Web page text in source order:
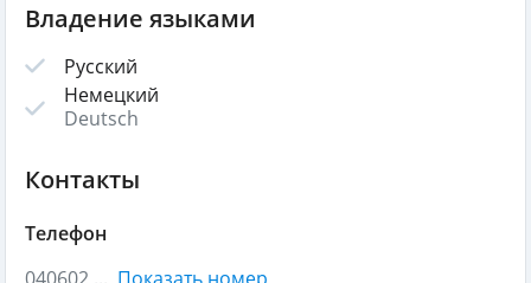
Владение языками
Русский
Немецкий
Deutsch
Контакты
Телефон